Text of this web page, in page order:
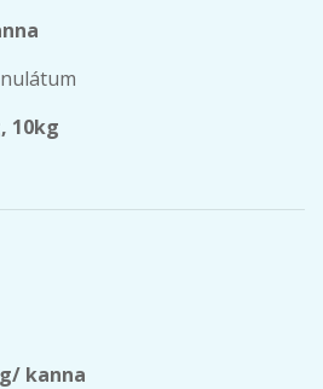
10kg
kanna